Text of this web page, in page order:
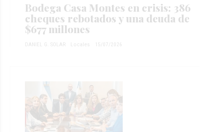
Bodega Casa Montes en crisis: 386
cheques rebotados y una deuda de
$677 millones
DANIEL G. SOLAR Locales 15/07/2026